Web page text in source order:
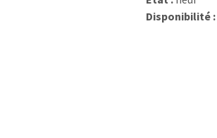
Disponibilité :